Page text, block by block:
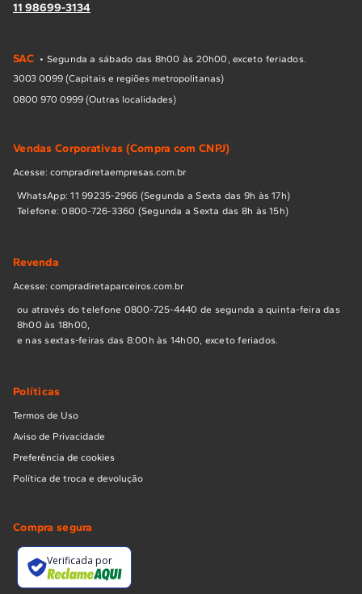
11 98699-3134
SAC • Segunda a sábado das 8h00 às 20h00, exceto feriados.
3003 0099 (Capitais e regiões metropolitanas)
0800 970 0999 (Outras localidades)
Vendas Corporativas (Compra com CNPJ)
Acesse: compradiretaempresas.com.br
WhatsApp: 11 99235-2966 (Segunda a Sexta das 9h às 17h)
Telefone: 0800-726-3360 (Segunda a Sexta das 8h às 15h)
Revenda
Acesse: compradiretaparceiros.com.br
ou através do telefone 0800-725-4440 de segunda a quinta-feira das
8h00 às 18h00,
e nas sextas-feiras das 8:00h às 14h00, exceto feriados.
Políticas
Termos de Uso
Aviso de Privacidade
Preferência de cookies
Política de troca e devolução
Compra segura
Verificada por